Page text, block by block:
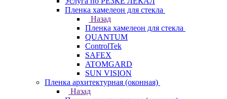
Пленка хамелеон для стекла
Назад
Пленка хамелеон для стекла
QUANTUM
ControlTek
SAFEX
ATOMGARD
SUN VISION
Пленка архитектурная (оконная)
Назад